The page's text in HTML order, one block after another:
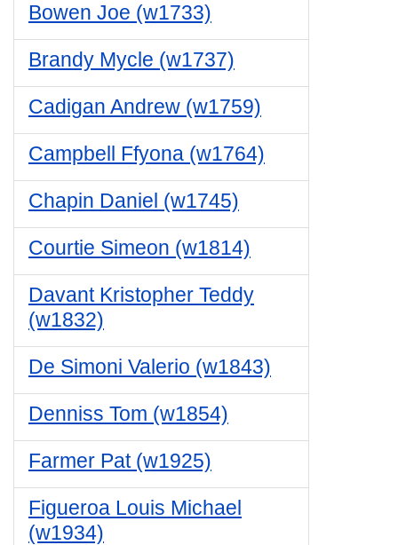
Bowen Joe (w1733)
Brandy Mycle (w1737)
Cadigan Andrew (w1759)
Campbell Ffyona (w1764)
Chapin Daniel (w1745)
Courtie Simeon (w1814)
Davant Kristopher Teddy
(w1832)
De Simoni Valerio (w1843)
Denniss Tom (w1854)
Farmer Pat (w1925)
Figueroa Louis Michael
(w1934)